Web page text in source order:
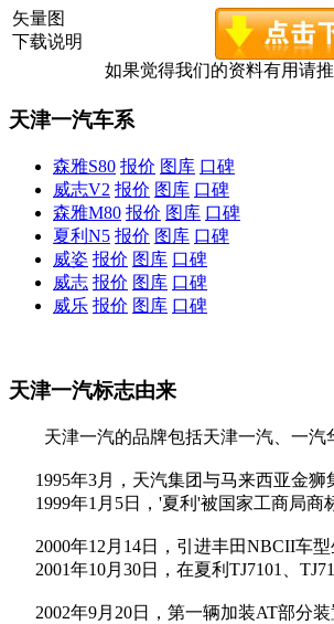
矢量图
下载说明
如果觉得我们的资料有用请
天津一汽车系
森雅S80 报价 图库 口碑
威志V2 报价 图库 口碑
森雅M80 报价 图库 口碑
夏利N5 报价 图库 口碑
威姿 报价 图库 口碑
威志 报价 图库 口碑
威乐 报价 图库 口碑
天津一汽标志由来
天津一汽的品牌包括天津一汽、一汽华
1995年3月，天汽集团与马来西亚金狮
1999年1月5日，'夏利'被国家工商局商
2000年12月14日，引进丰田NBCII车型
2001年10月30日，在夏利TJ7101、
2002年9月20日，第一辆加装AT部分